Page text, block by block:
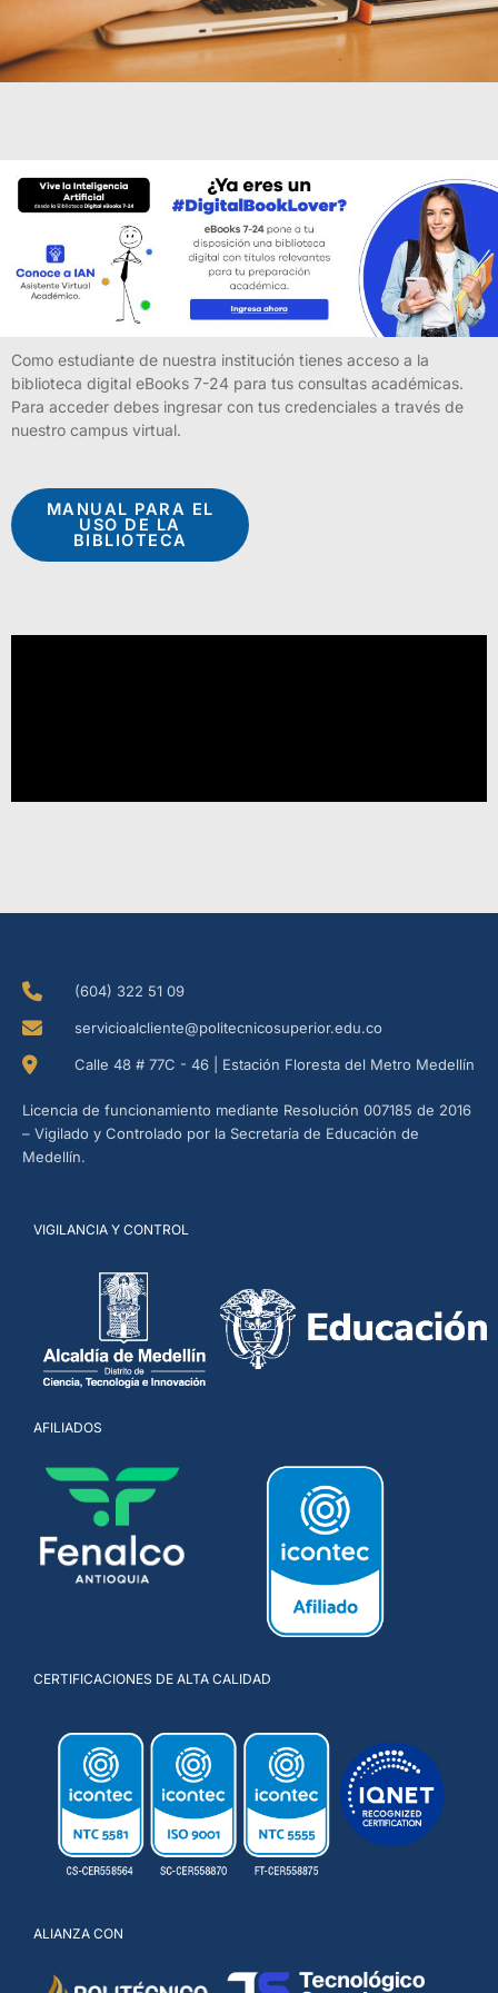
Como estudiante de nuestra institución tienes acceso a la
biblioteca digital eBooks 7-24 para tus consultas académicas.
Para acceder debes ingresar con tus credenciales a través de
nuestro campus virtual.
MANUAL PARA EL
USO DE LA
BIBLIOTECA
(604) 322 51 09
servicioalcliente@politecnicosuperior.edu.co
Calle 48 # 77C - 46 | Estación Floresta del Metro Medellín
Licencia de funcionamiento mediante Resolución 007185 de 2016
– Vigilado y Controlado por la Secretaría de Educación de
Medellín.
VIGILANCIA Y CONTROL
AFILIADOS
CERTIFICACIONES DE ALTA CALIDAD
ALIANZA CON